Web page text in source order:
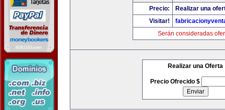
Precio:
Realizar una
Visitar!
Serán consideradas
Realizar una Oferta
Precio Ofrecido $